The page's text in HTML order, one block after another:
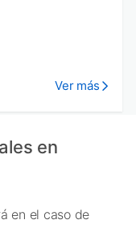
Ver más
en
en el caso de